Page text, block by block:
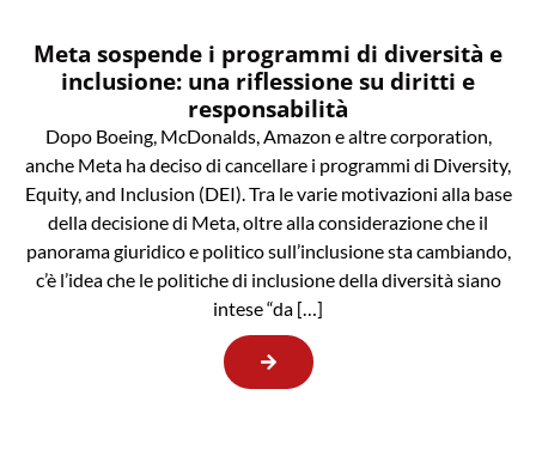
Meta sospende i programmi di diversità e
inclusione: una riflessione su diritti e
responsabilità
Dopo Boeing, McDonalds, Amazon e altre corporation,
anche Meta ha deciso di cancellare i programmi di Diversity,
Equity, and Inclusion (DEI). Tra le varie motivazioni alla base
della decisione di Meta, oltre alla considerazione che il
panorama giuridico e politico sull’inclusione sta cambiando,
c’è l’idea che le politiche di inclusione della diversità siano
intese “da […]